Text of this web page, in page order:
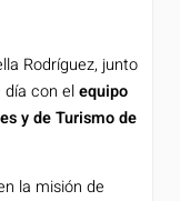
Rodríguez, junto
día con elequipo
y de Turismo de
la misión de